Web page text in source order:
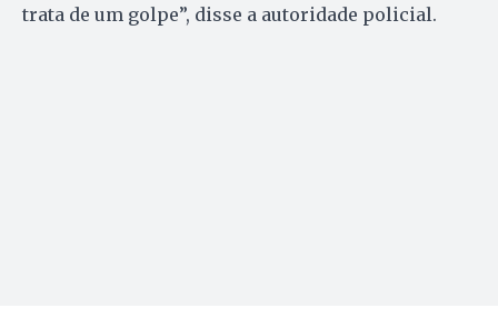
trata de um golpe”, disse a autoridade policial.